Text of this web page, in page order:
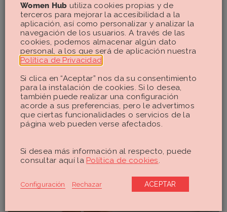
tengo
endometriosis?
Descubre cómo
diagnóstico y
las pruebas
para detectarla
Women Hub utiliza cookies propias y de
terceros para mejorar la accesibilidad a la
aplicación, así como personalizar y analizar la
navegación de los usuarios. A través de las
cookies, podemos almacenar algún dato
personal, a los que será de aplicación nuestra
Política de Privacidad
Si clica en “Aceptar” nos da su consentimiento
para la instalación de cookies. Si lo desea,
también puede realizar una configuración
acorde a sus preferencias, pero le advertimos
que ciertas funcionalidades o servicios de la
página web pueden verse afectados.
Si desea más información al respecto, puede
consultar aquí la Política de cookies
Configuración Rechazar ACEPTAR